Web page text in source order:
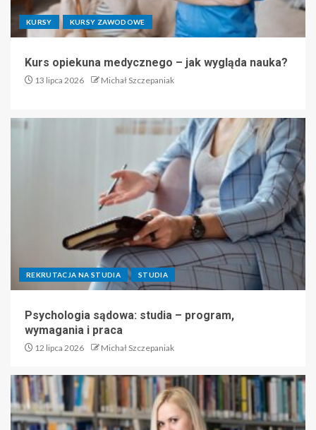
KURSY KURSY ZAWODOWE
Kurs opiekuna medycznego – jak wygląda nauka?
13 lipca 2026 Michał Szczepaniak
REKRUTACJA NA STUDIA STUDIA
Psychologia sądowa: studia – program,
wymagania i praca
12 lipca 2026 Michał Szczepaniak